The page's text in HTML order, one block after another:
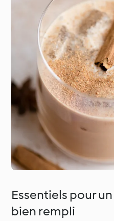
Essentiels pour
bien rempli